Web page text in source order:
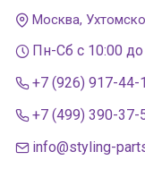
Москва,
Пн-Сб с 10:00
+7 (926) 917-44-
+7 (499) 390-37-
info@styling-